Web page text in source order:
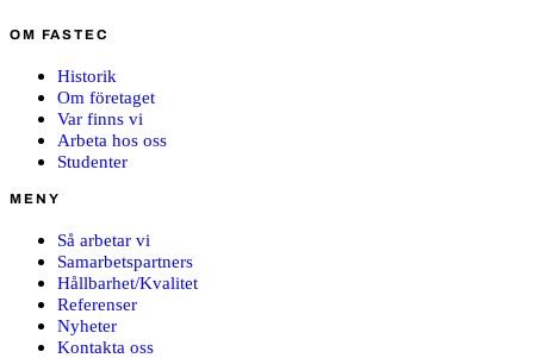
OM FASTEC
Historik
Om företaget
Var finns vi
Arbeta hos oss
Studenter
MENY
Så arbetar vi
Samarbetspartners
Hållbarhet/Kvalitet
Referenser
Nyheter
Kontakta oss